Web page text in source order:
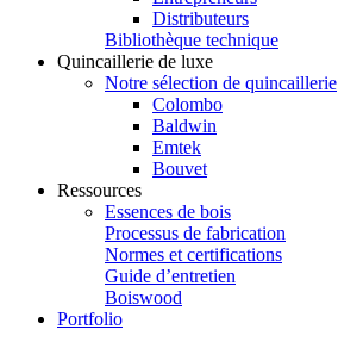
Distributeurs
Bibliothèque technique
Quincaillerie de luxe
Notre sélection de quincaillerie
Colombo
Baldwin
Emtek
Bouvet
Ressources
Essences de bois
Processus de fabrication
Normes et certifications
Guide d’entretien
Boiswood
Portfolio